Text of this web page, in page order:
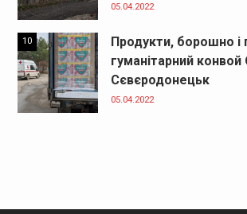
05.04.2022
10
Продукти, борошно і
гуманітарний
Сєвєродонецьк
05.04.2022